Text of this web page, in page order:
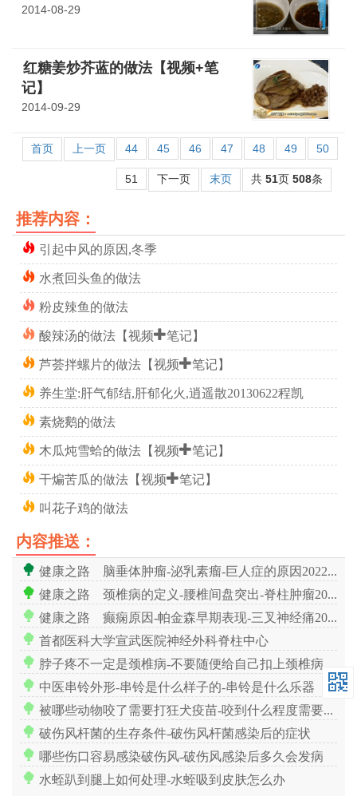
2014-08-29
红糖姜炒芥蓝的做法【视频+笔
记】
2014-09-29
首页 上一页 44 45 46 47 48 49 50
51 下一页 末页 共 51页 508条
推荐内容：
引起中风的原因,冬季
水煮回头鱼的做法
粉皮辣鱼的做法
酸辣汤的做法【视频+笔记】
芦荟拌螺片的做法【视频+笔记】
养生堂:肝气郁结,肝郁化火,逍遥散20130622程凯
素烧鹅的做法
木瓜炖雪蛤的做法【视频+笔记】
干煸苦瓜的做法【视频+笔记】
叫花子鸡的做法
内容推送：
首都医科大学宣武医院神经外科脊柱中心
中医串铃外形-串铃是什么样子的-串铃是什么乐器
破伤风杆菌的生存条件-破伤风杆菌感染后的症状
哪些伤口容易感染破伤风-破伤风感染后多久会发病
水蛭趴到腿上如何处理-水蛭吸到皮肤怎么办